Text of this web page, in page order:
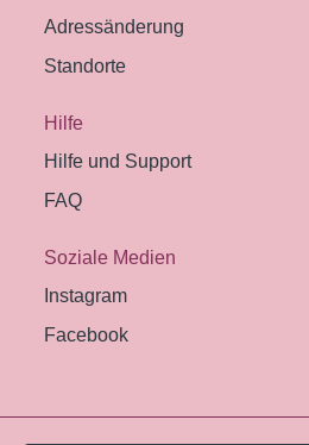
Adressänderung
Standorte
Hilfe
Hilfe und Support
FAQ
Soziale Medien
Instagram
Facebook